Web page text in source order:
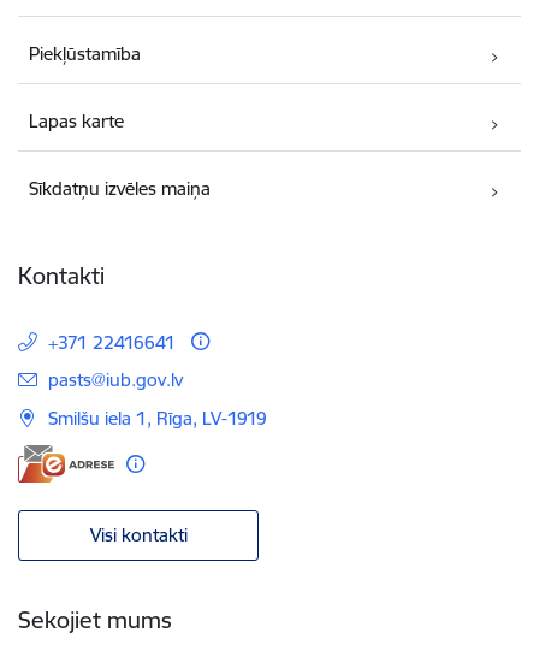
Piekļūstamība
Lapas karte
Sīkdatņu izvēles maiņa
Kontakti
+371 22416641
E-pasts:
pasts@iub.gov.lv
Smilšu iela 1, Rīga, LV-1919
Visi kontakti
Sekojiet mums